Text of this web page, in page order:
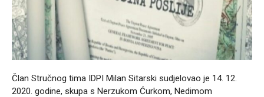
Član Stručnog tima IDPI Milan Sitarski sudjelovao je 14. 12.
2020. godine, skupa s Nerzukom Ćurkom, Nedimom